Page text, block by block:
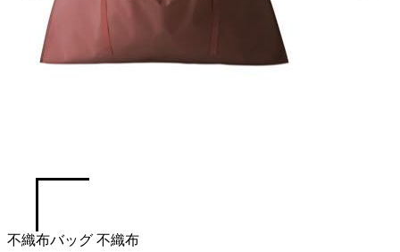
不織布バッグ 不織布